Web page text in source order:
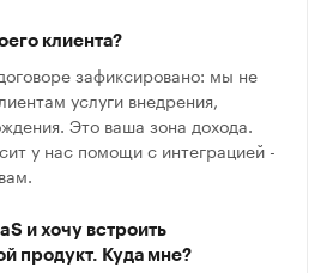
клиента?
зафиксировано: мы не
услуги внедрения,
Это ваша зона дохода.
у нас помощи с интеграцией -
и хочу встроить
продукт. Куда мне?